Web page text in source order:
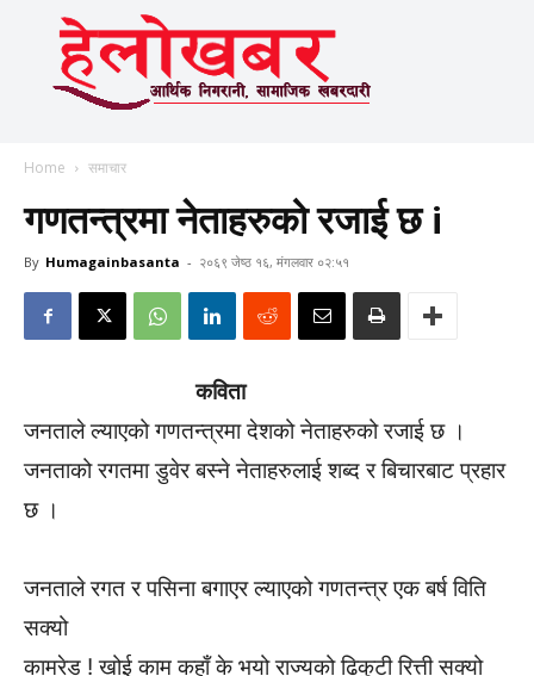
Home समाचार
गणतन्त्रमा नेताहरुको रजाई छ i
By Humagainbasanta - २०६९ जेष्ठ १६, मंगलवार ०२:५१
कविता
जनताले ल्याएको गणतन्त्रमा देशको नेताहरुको रजाई छ ।
जनताको रगतमा डुवेर बस्ने नेताहरुलाई शब्द र बिचारबाट प्रहार
छ ।
जनताले रगत र पसिना बगाएर ल्याएको गणतन्त्र एक बर्ष विति
सक्यो
कामरेड ! खोई काम कहाँ के भयो राज्यको ढिकुटी रित्ती सक्यो